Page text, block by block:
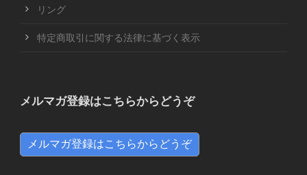
リング
特定商取引に関する法律に基づく表示
メルマガ登録はこちらからどうぞ
メルマガ登録はこちらからどうぞ